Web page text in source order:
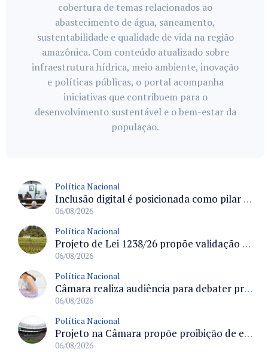
cobertura de temas relacionados ao
abastecimento de água, saneamento,
sustentabilidade e qualidade de vida na região
amazônica. Com conteúdo atualizado sobre
infraestrutura hídrica, meio ambiente, inovação
e políticas públicas, o portal acompanha
iniciativas que contribuem para o
desenvolvimento sustentável e o bem-estar da
população.
Política Nacional
Inclusão digital é posicionada como pilar essencial da reurbanização de favelas e periferias
06/08/2026
Política Nacional
Projeto de Lei 1238/26 propõe validação automática do Cadastro Ambiental Rural para imóveis de até quatro módulos fiscais
06/08/2026
Política Nacional
Câmara realiza audiência para debater prevenção, diagnóstico e tratamento da endometriose na terça-feira às 16 horas
06/08/2026
Política Nacional
Projeto na Câmara propõe proibição de entrada em estádios para condenados por violência e devedores de pensão alimentícia
06/08/2026